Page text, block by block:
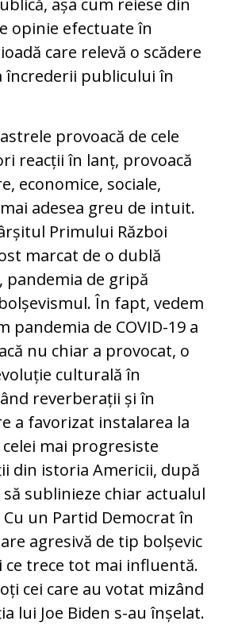
așa cum reiese din
opinie efectuate în
care relevă o scădere
încrederii publicului în
provoacă de cele
reacții în lanț, provoacă
economice, sociale,
adesea greu de intuit.
Primului Război
marcat de o dublă
pandemia de gripă
În fapt, vedem
pandemia de COVID-19 a
nu chiar a provocat, o
culturală în
reverberații și în
a favorizat instalarea la
celei mai progresiste
din istoria Americii, după
sublinieze chiar actualul
un Partid Democrat în
agresivă de tip bolșevic
ce trece tot mai influentă.
cei care au votat mizând
lui Joe Biden s-au înșelat.